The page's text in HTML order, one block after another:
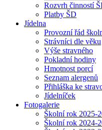
Rozvrh činností
Platby ŠD
Jídelna
Provozní řád
Strávníci dle věku
Výše stravného
Pokladní hodiny
Hmotnost porcí
Seznam alergenů
Přihláška ke
Jídelníček
Fotogalerie
Školní rok 2025-
Školní rok 2024-